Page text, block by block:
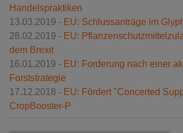
Handelspraktiken
13.03.2019 - EU: Schlussanträge im
28.02.2019 - EU:
dem Brexit
16.01.2019 - EU: Forderung nach einer
Forststrategie
17.12.2018 - EU: Fördert "Concerted
CropBooster-P